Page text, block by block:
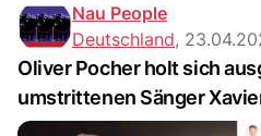
Nau People
Deutschland,
Oliver Pocher holt sich
umstrittenen Sänger